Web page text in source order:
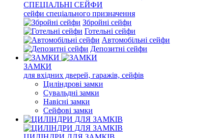
СПЕЦІАЛЬНІ СЕЙФИ
сейфи спеціального призначення
Збройні сейфи
Готельні сейфи
Автомобільні сейфи
Депозитні сейфи
ЗАМКИ
для вхідних дверей, гаражів, сейфів
Циліндрові замки
Сувальдні замки
Навісні замки
Сейфові замки